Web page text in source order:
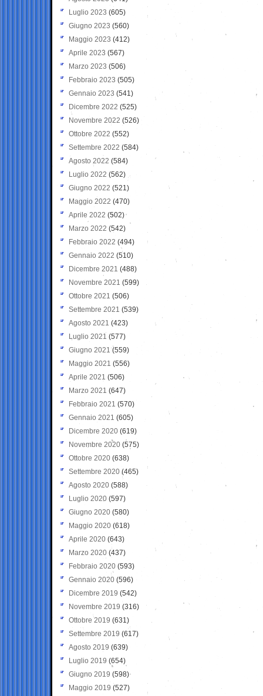
Luglio 2023 (605)
Giugno 2023 (560)
Maggio 2023 (412)
Aprile 2023 (567)
Marzo 2023 (506)
Febbraio 2023 (505)
Gennaio 2023 (541)
Dicembre 2022 (525)
Novembre 2022 (526)
Ottobre 2022 (552)
Settembre 2022 (584)
Agosto 2022 (584)
Luglio 2022 (562)
Giugno 2022 (521)
Maggio 2022 (470)
Aprile 2022 (502)
Marzo 2022 (542)
Febbraio 2022 (494)
Gennaio 2022 (510)
Dicembre 2021 (488)
Novembre 2021 (599)
Ottobre 2021 (506)
Settembre 2021 (539)
Agosto 2021 (423)
Luglio 2021 (577)
Giugno 2021(559)
Maggio 2021 (556)
Aprile 2021 (506)
Marzo 2021 (647)
Febbraio 2021 (570)
Gennaio 2021 (605)
Dicembre 2020 (619)
Novembre 2020 (575)
Ottobre 2020 (638)
Settembre 2020(465)
Agosto 2020 (588)
Luglio 2020 (597)
Giugno 2020 (580)
Maggio 2020 (618)
Aprile 2020 (643)
Marzo 2020 (437)
Febbraio 2020 (593)
Gennaio 2020 (596)
Dicembre 2019 (542)
Novembre 2019 (316)
Ottobre 2019 (631)
Settembre 2019 (617)
Agosto 2019 (639)
Luglio 2019 (654)
Giugno 2019 (598)
Maggio 2019 (527)